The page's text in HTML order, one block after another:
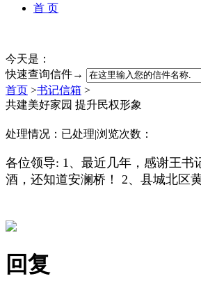
首 页
今天是：
快速查询信件→
首页 >书记信箱 >
共建美好家园 提升民权形象
处理情况： 已处理|浏览次数：
各位领导: 1、最近几年，感谢王
酒，还知道安澜桥！ 2、县城北区
回复